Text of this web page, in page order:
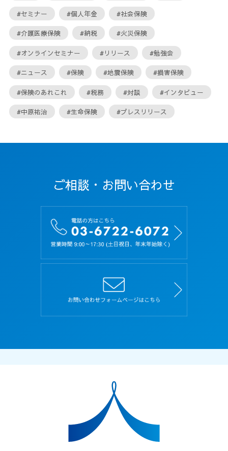
#セミナー #個人年金 #社会保険
#介護医療保険 #納税 #火災保険
#オンラインセミナー #リリース #勉強会
#ニュース #保険 #地震保険 #損害保険
#保険のあれこれ #税務 #対談 #インタビュー
#中原祐治 #生命保険 #プレスリリース
ご相談・お問い合わせ